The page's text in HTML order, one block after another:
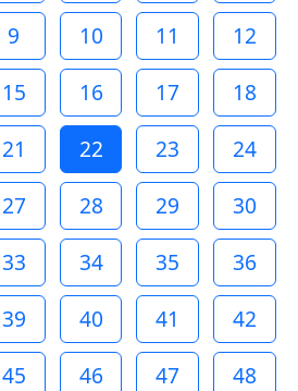
9 10 11
12
15 16 17
18
21 22 23
24
27 28 29
30
33 34 35
36
39 40 41
42
45 46 47 48